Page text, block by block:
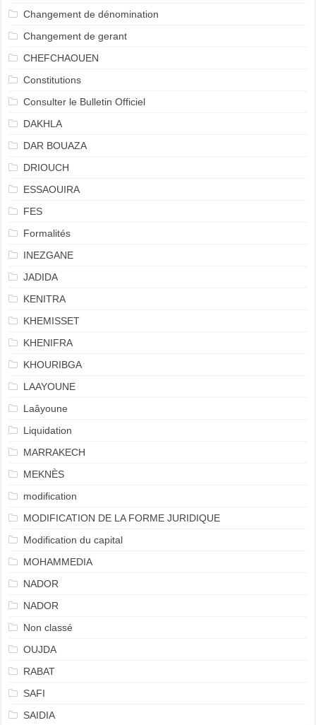
Changement de dénomination
Changement de gerant
CHEFCHAOUEN
Constitutions
Consulter le Bulletin Officiel
DAKHLA
DAR BOUAZA
DRIOUCH
ESSAOUIRA
FES
Formalités
INEZGANE
JADIDA
KENITRA
KHEMISSET
KHENIFRA
KHOURIBGA
LAAYOUNE
Laâyoune
Liquidation
MARRAKECH
MEKNÈS
modification
MODIFICATION DE LA FORME JURIDIQUE
Modification du capital
MOHAMMEDIA
NADOR
NADOR
Non classé
OUJDA
RABAT
SAFI
SAIDIA